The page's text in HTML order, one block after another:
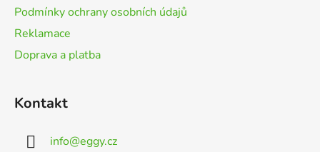
Podmínky ochrany osobních údajů
Reklamace
Doprava a platba
Kontakt
info@eggy.cz